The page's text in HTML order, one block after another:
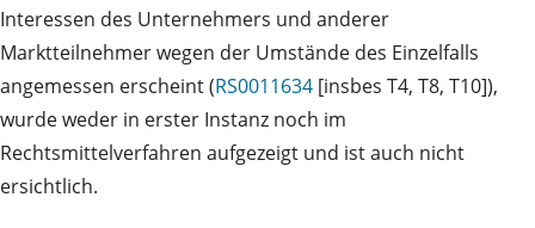
Interessen des Unternehmers und anderer
Marktteilnehmer wegen der Umstände des Einzelfalls
angemessen erscheint (RS0011634 [insbes T4, T8, T10]),
wurde weder in erster Instanz noch im
Rechtsmittelverfahren aufgezeigt und ist auch nicht
ersichtlich.